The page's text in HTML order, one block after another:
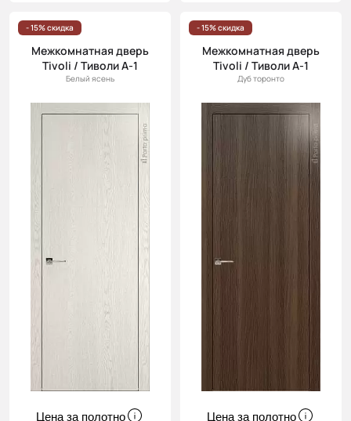
- 15% скидка
Межкомнатная дверь
Tivoli / Тиволи А-1
Белый ясень
Цена за полотно
- 15% скидка
Межкомнатная дверь
Tivoli / Тиволи А-1
Дуб торонто
Цена за полотно